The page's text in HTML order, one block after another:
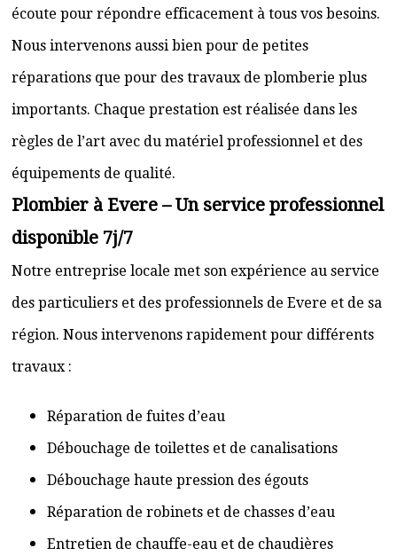
écoute pour répondre efficacement à tous vos besoins.
Nous intervenons aussi bien pour de petites
réparations que pour des travaux de plomberie plus
importants. Chaque prestation est réalisée dans les
règles de l’art avec du matériel professionnel et des
équipements de qualité.
Plombier à Evere – Un service professionnel
disponible 7j/7
Notre entreprise locale met son expérience au service
des particuliers et des professionnels de Evere et de sa
région. Nous intervenons rapidement pour différents
travaux :
Réparation de fuites d’eau
Débouchage de toilettes et de canalisations
Débouchage haute pression des égouts
Réparation de robinets et de chasses d’eau
Entretien de chauffe-eau et de chaudières